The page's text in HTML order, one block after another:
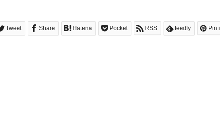
Tweet Share Hatena Pocket RSS feedly Pin